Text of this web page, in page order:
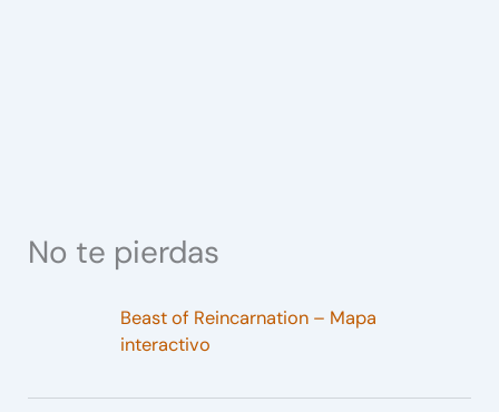
No te pierdas
Beast of Reincarnation – Mapa
interactivo